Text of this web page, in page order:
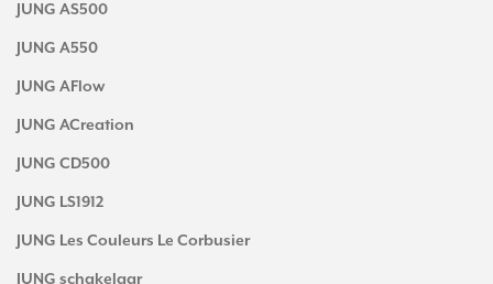
JUNG AS500
JUNG A550
JUNG AFlow
JUNG ACreation
JUNG CD500
JUNG LS1912
JUNG Les Couleurs Le Corbusier
JUNG schakelaar